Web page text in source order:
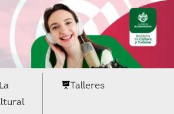
La
Talleres